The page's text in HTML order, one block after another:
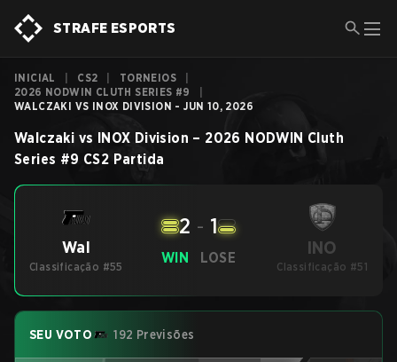
STRAFE ESPORTS
INICIAL CS2 TORNEIOS
2026 NODWIN CLUTH SERIES #9
WALCZAKI VS INOX DIVISION - JUN 10, 2026
Walczaki vs INOX Division – 2026 NODWIN Cluth
Series #9 CS2 Partida
Wal
Classificação #55
WIN
2 - 1
LOSE INO
Classificação #51
SEU VOTO 192 Previsões